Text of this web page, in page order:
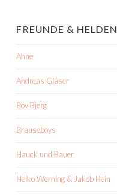
FREUNDE & HELDEN
Ahne
Andreas Gläser
Bov Bjerg
Brauseboys
Hauck und Bauer
Heiko Werning & Jakob Hein